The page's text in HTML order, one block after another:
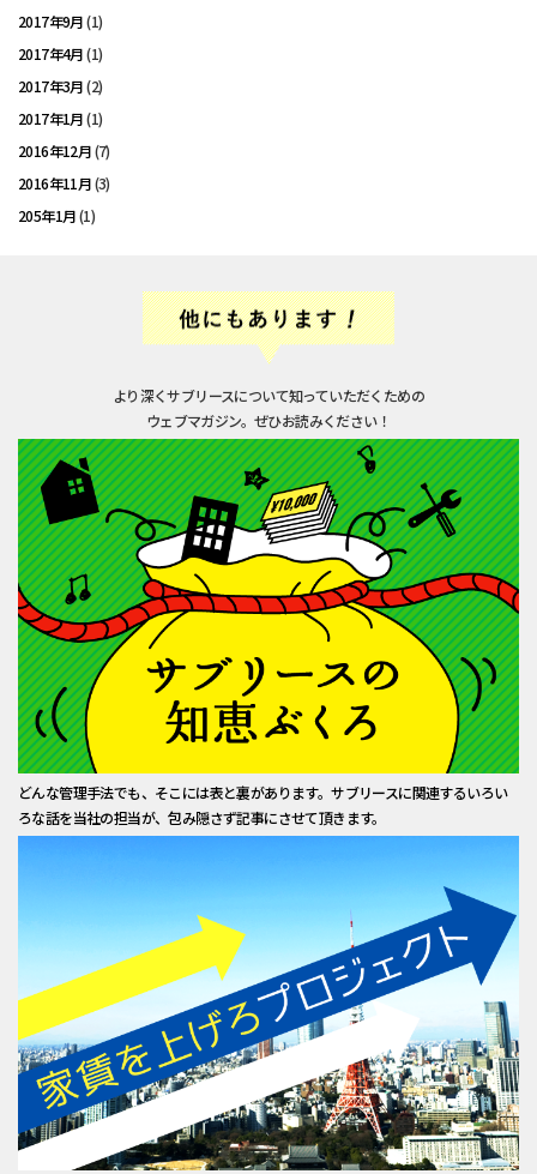
2017年9月(1)
2017年4月(1)
2017年3月(2)
2017年1月(1)
2016年12月(7)
2016年11月(3)
205年1月(1)
より深くサブリースについて知っていただくための
ウェブマガジン。ぜひお読みください！
どんな管理手法でも、そこには表と裏があります。サブリースに関連するいろい
ろな話を当社の担当が、包み隠さず記事にさせて頂きます。